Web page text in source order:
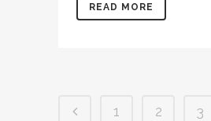
READ MORE
1 2 3